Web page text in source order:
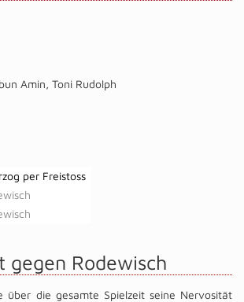
Amin, Toni Rudolph
per Freistoss
gegen Rodewisch
über die gesamte Spielzeit seine Nervosität